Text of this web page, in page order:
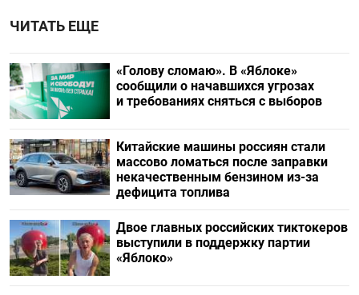
ЧИТАТЬ ЕЩЕ
«Голову сломаю». В «Яблоке»
сообщили о начавшихся угрозах
и требованиях сняться с выборов
Китайские машины россиян стали
массово ломаться после заправки
некачественным бензином из-за
дефицита топлива
Двое главных российских тиктокеров
выступили в поддержку партии
«Яблоко»